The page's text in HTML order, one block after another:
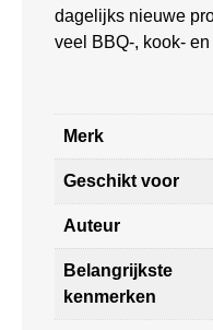
dagelijks nieuwe
veel BBQ-, kook-
Merk
Geschikt voor
Auteur
Belangrijkste
kenmerken